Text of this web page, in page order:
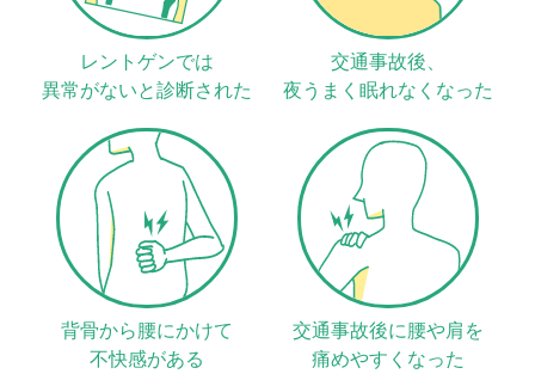
レントゲンでは
異常がないと診断された
交通事故後、
夜うまく眠れなくなった
背骨から腰にかけて
不快感がある
交通事故後に腰や肩を
痛めやすくなった